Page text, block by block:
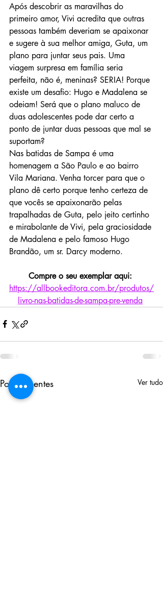
Após descobrir as maravilhas do
primeiro amor, Vivi acredita que outras
pessoas também deveriam se apaixonar
e sugere à sua melhor amiga, Guta, um
plano para juntar seus pais. Uma
viagem surpresa em família seria
perfeita, não é, meninas? SERIA! Porque
existe um desafio: Hugo e Madalena se
odeiam! Será que o plano maluco de
duas adolescentes pode dar certo a
ponto de juntar duas pessoas que mal se
suportam?
Nas batidas de Sampa é uma
homenagem a São Paulo e ao bairro
Vila Mariana. Venha torcer para que o
plano dê certo porque tenho certeza de
que vocês se apaixonarão pelas
trapalhadas de Guta, pelo jeito certinho
e mirabolante de Vivi, pela graciosidade
de Madalena e pelo famoso Hugo
Brandão, um sr. Darcy moderno.
Compre o seu exemplar aqui:
https://allbookeditora.com.br/produtos/
livro-nas-batidas-de-sampa-pre-venda
Posts recentes Ver tudo